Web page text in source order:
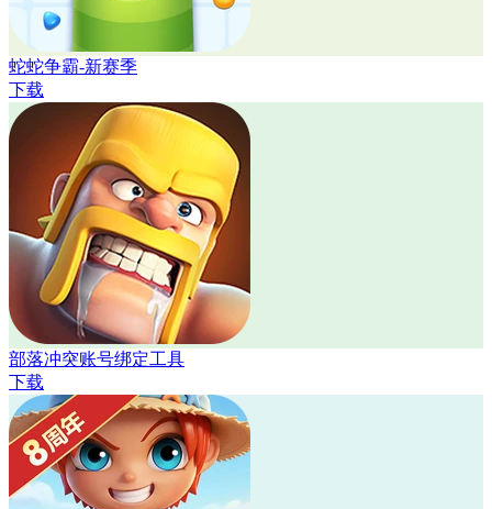
蛇蛇争霸-新赛季
下载
部落冲突账号绑定工具
下载